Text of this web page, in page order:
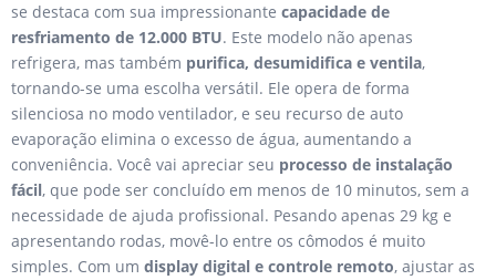
se destaca com sua impressionante capacidade de
resfriamento de 12.000 BTU. Este modelo não apenas
refrigera, mas também purifica, desumidifica e ventila,
tornando-se uma escolha versátil. Ele opera de forma
silenciosa no modo ventilador, e seu recurso de auto
evaporação elimina o excesso de água, aumentando a
conveniência. Você vai apreciar seu processo de instalação
fácil, que pode ser concluído em menos de 10 minutos, sem a
necessidade de ajuda profissional. Pesando apenas 29 kg e
apresentando rodas, movê-lo entre os cômodos é muito
simples. Com um display digital e controle remoto, ajustar as